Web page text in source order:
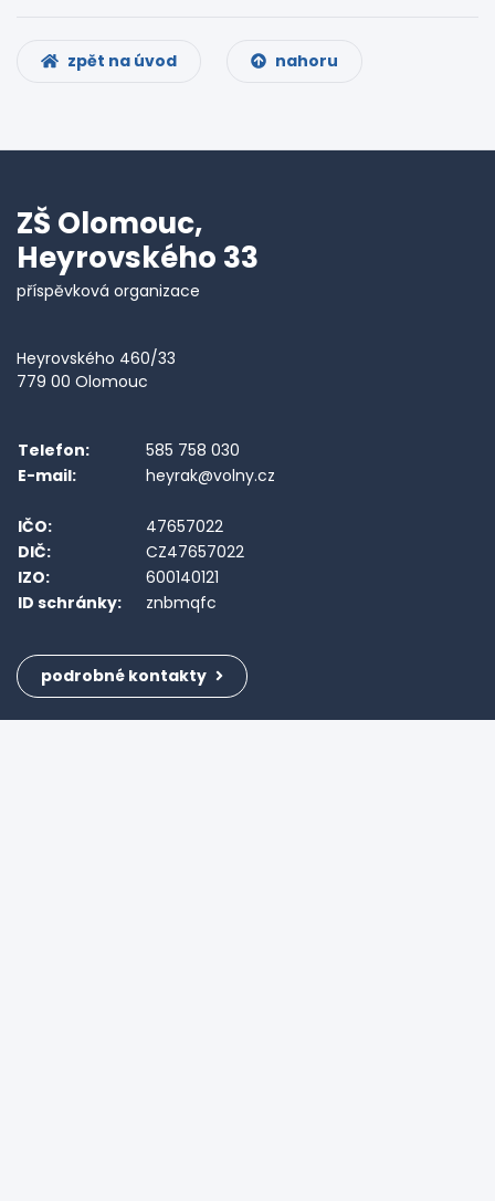
zpět na úvod nahoru
ZŠ Olomouc,
Heyrovského 33
příspěvková organizace
Heyrovského 460/33
779 00 Olomouc
Telefon:
585 758 030
E-mail:
heyrak@volny.cz
IČO:
47657022
DIČ:
CZ47657022
IZO:
600140121
ID schránky:
znbmqfc
podrobné kontakty